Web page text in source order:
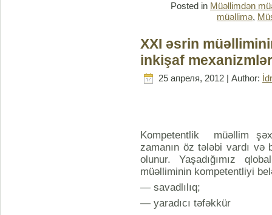
Posted in Müəllimdən
müəllimə,
XXI əsrin
inkişaf
25 апреля, 2012 | Author:
Kompetentlik müəllim
zamanın öz tələbi vardı və
olunur. Yaşadığımız
müəlliminin kompetentliyi
— savadlılıq;
— yaradıcı təfəkkür